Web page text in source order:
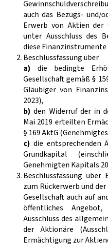
auch das Bezugs- und/
Erwerb von Aktien der
unter Ausschluss des
diese Finanzinstrumente
Beschlussfassung über
a) die bedingte
Gesellschaft gemäß §
Gläubiger von
2023),
b)den Widerruf der in
Mai 2019 erteilten
§ 169 AktG
c) die entsprechenden
Grundkapital
Genehmigten Kapitals
Beschlussfassung über
zum Rückerwerb und
Gesellschaft auch auf
öffentliches
Ausschluss des
der Aktionäre
Ermächtigung zur